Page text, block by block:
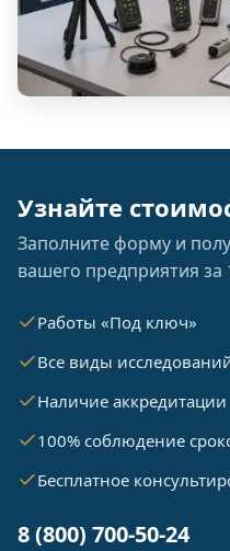
Узнайте
Заполните форму и
вашего предприятия за
Работы «Под ключ»
Все виды
Наличие аккредитации
100% соблюдение
Бесплатное
8 (800) 700-50-24